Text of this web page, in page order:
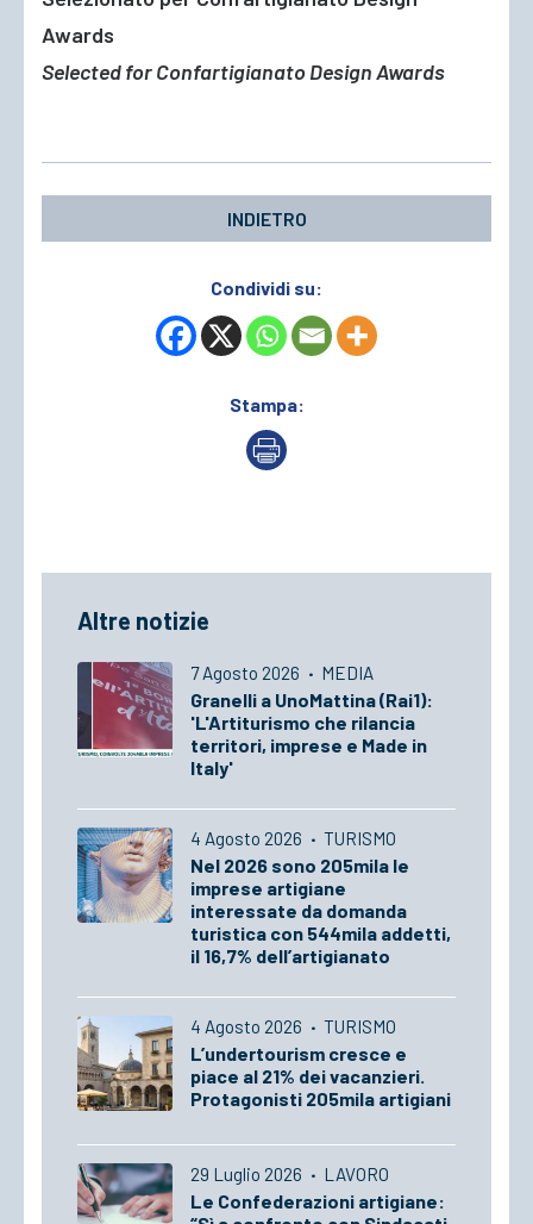
Awards
Selected for Confartigianato Design Awards
INDIETRO
Condividi su:
Stampa:
Altre notizie
7 Agosto 2026 · MEDIA
Granelli a UnoMattina (Rai1):
'L'Artiturismo che rilancia
territori, imprese e Made in
Italy'
4 Agosto 2026 · TURISMO
Nel 2026 sono 205mila le
imprese artigiane
interessate da domanda
turistica con 544mila addetti,
il 16,7% dell’artigianato
4 Agosto 2026 · TURISMO
L’undertourism cresce e
piace al 21% dei vacanzieri.
Protagonisti 205mila artigiani
29 Luglio 2026 · LAVORO
Le Confederazioni artigiane: